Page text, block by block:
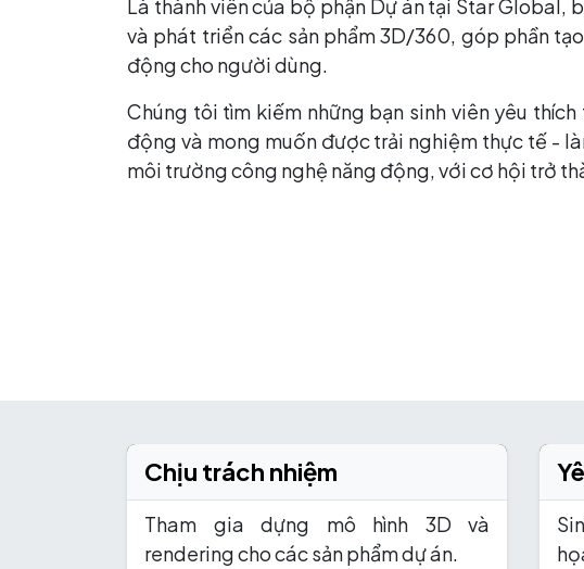
Là thành viên của bộ phận Dự án tại Star Global,
và phát triển các sản phẩm 3D/360, góp phần
động cho người dùng.
Chúng tôi tìm kiếm những bạn sinh viên yêu
động và mong muốn được trải nghiệm thực tế -
môi trường công nghệ năng động, với cơ hội trở
Chịu trách nhiệm
Tham gia dựng mô hình 3D và
rendering cho các sản phẩm dự án.